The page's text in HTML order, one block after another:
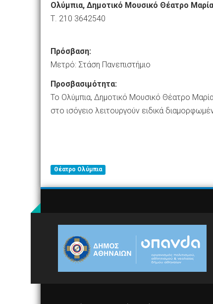
Ολύμπια, Δημοτικό Μουσικό Θέατρο
Τ. 210 3642540
Πρόσβαση:
Μετρό: Στάση Πανεπιστήμιο
Προσβασιμότητα:
Το Ολύμπια, Δημοτικό Μουσικό Θέατρο
στο ισόγειο λειτουργούν ειδικά
Θέατρο Ολύμπια